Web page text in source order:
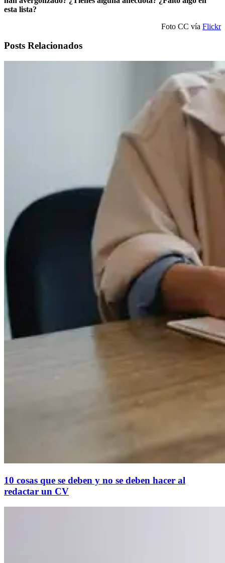
esta lista?
Foto CC vía Flickr
Posts Relacionados
10 cosas que se deben y no se deben hacer al
redactar un CV